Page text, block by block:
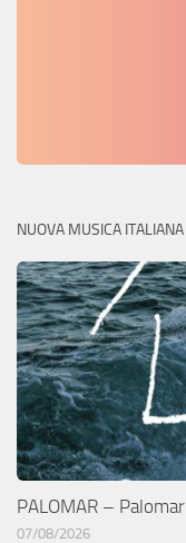
NUOVA MUSICA ITALIANA
PALOMAR – Palomar
07/08/2026